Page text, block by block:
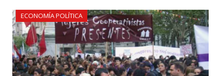
ECONOMÍA POLÍTICA